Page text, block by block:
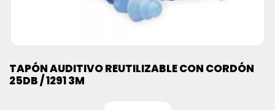
TAPÓN AUDITIVO REUTILIZABLE CON CORDÓN
25DB / 1291 3M